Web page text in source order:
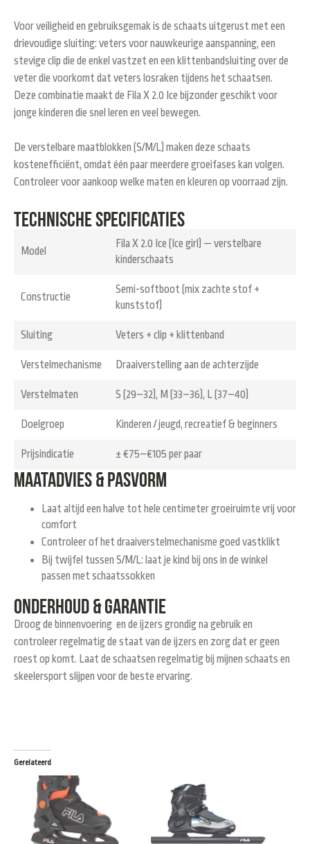
Voor veiligheid en gebruiksgemak is de schaats uitgerust met een
drievoudige sluiting: veters voor nauwkeurige aanspanning, een
stevige clip die de enkel vastzet en een klittenbandsluiting over de
veter die voorkomt dat veters losraken tijdens het schaatsen.
Deze combinatie maakt de Fila X 2.0 Ice bijzonder geschikt voor
jonge kinderen die snel leren en veel bewegen.
De verstelbare maatblokken (S/M/L) maken deze schaats
kostenefficiënt, omdat één paar meerdere groeifases kan volgen.
Controleer voor aankoop welke maten en kleuren op voorraad zijn.
Technische specificaties
Model
Fila X 2.0 Ice (Ice girl) — verstelbare
kinderschaats
Constructie
Semi-softboot (mix zachte stof +
kunststof)
Sluiting Veters + clip + klittenband
Verstelmechanisme Draaiverstelling aan de achterzijde
Verstelmaten S (29–32), M (33–36), L (37–40)
Doelgroep Kinderen / jeugd, recreatief & beginners
Prijsindicatie ± €75–€105 per paar
Maatadvies & pasvorm
Laat altijd een halve tot hele centimeter groeiruimte vrij voor
comfort
Controleer of het draaiverstelmechanisme goed vastklikt
Bij twijfel tussen S/M/L: laat je kind bij ons in de winkel
passen met schaatssokken
Onderhoud & garantie
Droog de binnenvoering en de ijzers grondig na gebruik en
controleer regelmatig de staat van de ijzers en zorg dat er geen
roest op komt. Laat de schaatsen regelmatig bij mijnen schaats en
skeelersport slijpen voor de beste ervaring.
Gerelateerd